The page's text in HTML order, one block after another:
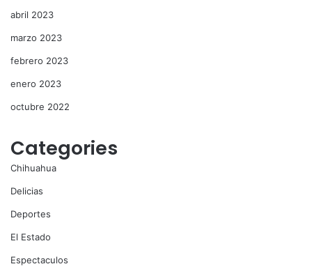
abril 2023
marzo 2023
febrero 2023
enero 2023
octubre 2022
Categories
Chihuahua
Delicias
Deportes
El Estado
Espectaculos